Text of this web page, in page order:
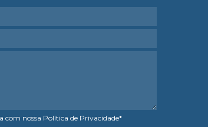
com nossa Política de Privacidade*